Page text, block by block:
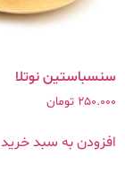
سنسباستین نوتلا
250.000 تومان
افزودن به سبد خرید